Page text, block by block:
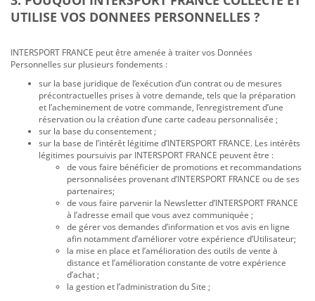
UTILISE VOS DONNEES PERSONNELLES ?
INTERSPORT FRANCE peut être amenée à traiter vos Données
Personnelles sur plusieurs fondements :
sur la base juridique de l’exécution d’un contrat ou de mesures
précontractuelles prises à votre demande, tels que la préparation
et l’acheminement de votre commande, l’enregistrement d’une
réservation ou la création d’une carte cadeau personnalisée ;
sur la base du consentement ;
sur la base de l’intérêt légitime d’INTERSPORT FRANCE. Les intérêts
légitimes poursuivis par INTERSPORT FRANCE peuvent être :
de vous faire bénéficier de promotions et recommandations
personnalisées provenant d’INTERSPORT FRANCE ou de ses
partenaires;
de vous faire parvenir la Newsletter d’INTERSPORT FRANCE
à l’adresse email que vous avez communiquée ;
de gérer vos demandes d’information et vos avis en ligne
afin notamment d’améliorer votre expérience d’Utilisateur;
la mise en place et l’amélioration des outils de vente à
distance et l’amélioration constante de votre expérience
d’achat ;
la gestion et l’administration du Site ;